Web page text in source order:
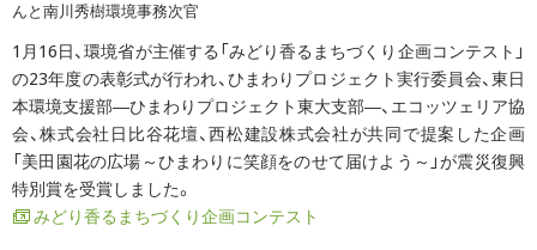
んと南川秀樹環境事務次官
1月16日、環境省が主催する「みどり香るまちづくり企画コンテスト」
の23年度の表彰式が行われ、ひまわりプロジェクト実行委員会、東日
本環境支援部―ひまわりプロジェクト東大支部―、エコッツェリア協
会、株式会社日比谷花壇、西松建設株式会社が共同で提案した企画
「美田園花の広場～ひまわりに笑顔をのせて届けよう～」が震災復興
特別賞を受賞しました。
みどり香るまちづくり企画コンテスト